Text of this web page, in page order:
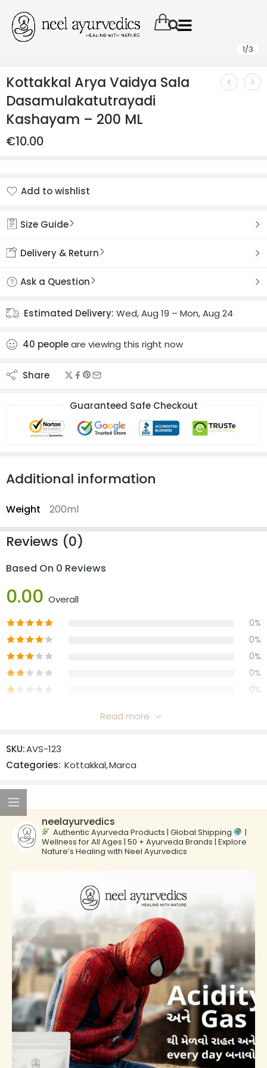
1/3
Kottakkal Arya Vaidya Sala
Dasamulakatutrayadi
Kashayam – 200 ML
€10.00
Add to wishlist
Size Guide
Delivery & Return
Ask a Question
Estimated Delivery: Wed, Aug 19 – Mon, Aug 24
40 peopleare viewing this right now
Share
Guaranteed Safe Checkout
Additional information
Weight 200ml
Reviews (0)
Based On 0 Reviews
0.00 Overall
0%
0%
0%
0%
0%
There are no reviews yet.
Read more
SKU:AVS-123
Categories: Kottakkal,Marca
neelayurvedics
Authentic Ayurveda Products | Global Shipping
|
Wellness for All Ages | 50 + Ayurveda Brands | Explore
Nature’s Healing with Neel Ayurvedics